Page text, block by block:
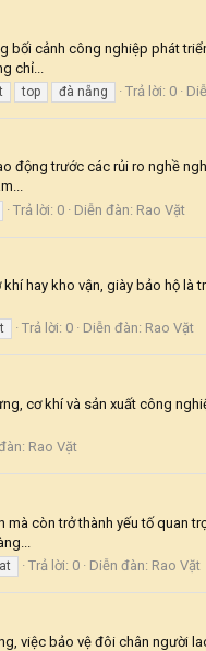
cảnh công nghiệp phát
chỉ...
top đà nẵng Trả lời: 0
động trước các rủi ro nghề
Trả lời: 0 Diễn đàn: Rao Vặt
hay kho vận, giày bảo hộ
Trả lời: 0 Diễn đàn: Rao Vặt
cơ khí và sản xuất công
Rao Vặt
còn trở thành yếu tố quan
Trả lời: 0 Diễn đàn: Rao Vặt
việc bảo vệ đôi chân người